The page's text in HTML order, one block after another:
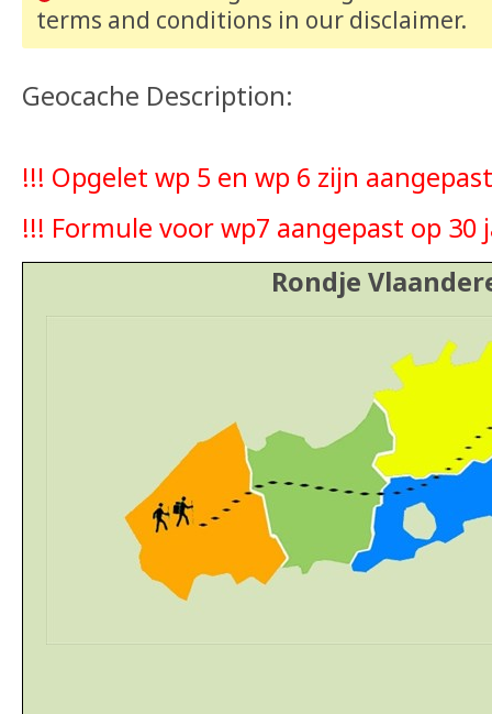
terms and conditions in our disclaimer.
Geocache Description:
!!! Opgelet wp 5 en wp 6 zijn
!!! Formule voor wp7 aangepast op 30
Rondje